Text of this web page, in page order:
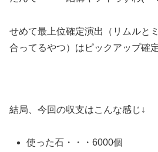
せめて最上位確定演出（リムルと
合ってるやつ）はピックアップ確
結局、今回の収支はこんな感じ↓
使った石・・・6000個